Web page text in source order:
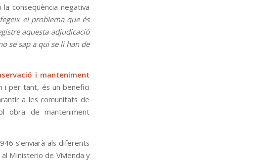
conseqüència negativa
el problema que és
aquesta adjudicació
se sap a qui se li han de
i manteniment
i per tant, és un benefici
a les comunitats de
obra de manteniment
s’enviarà als diferents
Ministerio de Vivienda y